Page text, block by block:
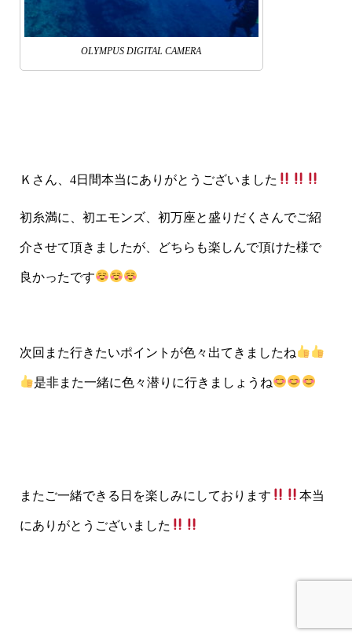
OLYMPUS DIGITAL CAMERA
Ｋさん、4日間本当にありがとうございました
初糸満に、初エモンズ、初万座と盛りだくさんでご紹
介させて頂きましたが、どちらも楽しんで頂けた様で
良かったです
次回また行きたいポイントが色々出てきましたね
是非また一緒に色々潜りに行きましょうね
またご一緒できる日を楽しみにしております 本当
にありがとうございました